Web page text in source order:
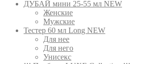
ДУБАЙ мини 25-55 мл NEW
Женские
Мужские
Тестер 60 мл Long NEW
Для нее
Для него
Унисекс